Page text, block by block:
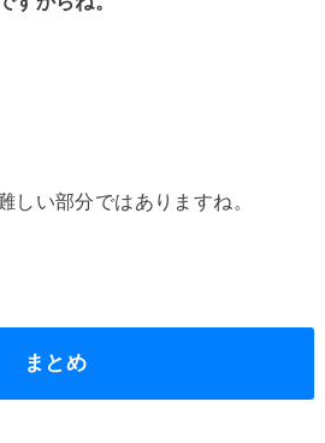
しい部分ではありますね。
まとめ